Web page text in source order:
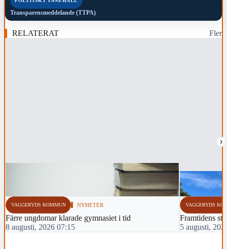
Transparensmeddelande (TTPA)
RELATERAT Fler
›
VAGGERYDS KOMMUN NYHETER
Färre ungdomar klarade gymnasiet i tid
8 augusti, 2026 07:15
VAGGERYDS
Framtidens
5 augusti,